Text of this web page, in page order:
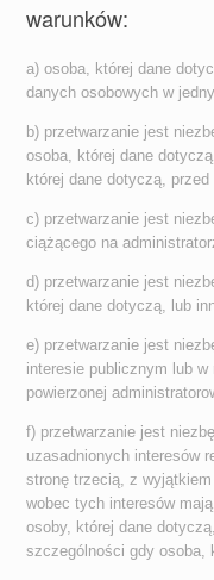
warunków:
a) osoba, której dane
danych osobowych w
b) przetwarzanie jest
osoba, której dane
której dane dotyczą,
c) przetwarzanie jest
ciążącego na
d) przetwarzanie jest
której dane dotyczą, lub
e) przetwarzanie jest
interesie publicznym lub w
powierzonej
f) przetwarzanie jest
uzasadnionych interesów
stronę trzecią, z
wobec tych interesów
osoby, której dane
szczególności gdy osoba,